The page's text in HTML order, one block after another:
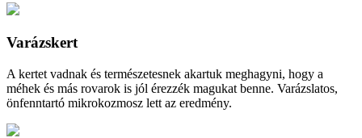
Varázskert
A kertet vadnak és természetesnek akartuk meghagyni, hogy a
méhek és más rovarok is jól érezzék magukat benne. Varázslatos,
önfenntartó mikrokozmosz lett az eredmény.